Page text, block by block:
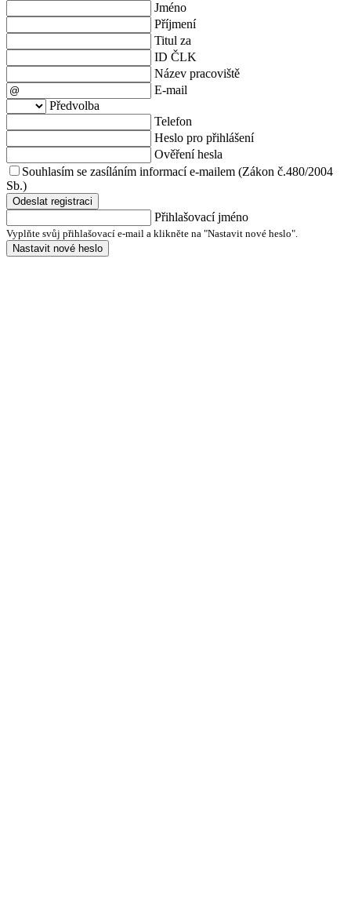
Jméno
Příjmení
Titul za
ID ČLK
Název pracoviště
E-mail
Předvolba
Telefon
Heslo pro přihlášení
Ověření hesla
Souhlasím se zasíláním informací e-mailem (Zákon č.480/2004
Sb.)
Odeslat registraci
Přihlašovací jméno
Vyplňte svůj přihlašovací e-mail a klikněte na "Nastavit nové heslo".
Nastavit nové heslo